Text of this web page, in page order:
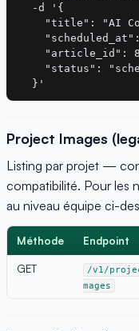
  -d '{
"title": "AI
"article_id":
"status":
Project Images
Listing par projet —
compatibilité. Pour les
au niveau équipe ci-
Méthode Endpoint
GET
/v1/
mages